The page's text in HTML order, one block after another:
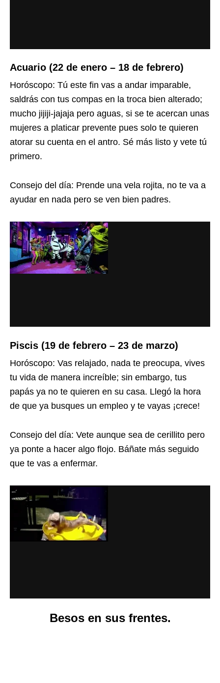
Acuario (22 de enero – 18 de febrero)
Horóscopo: Tú este fin vas a andar imparable,
saldrás con tus compas en la troca bien alterado;
mucho jijiji-jajaja pero aguas, si se te acercan unas
mujeres a platicar prevente pues solo te quieren
atorar su cuenta en el antro. Sé más listo y vete tú
primero.
Consejo del día: Prende una vela rojita, no te va a
ayudar en nada pero se ven bien padres.
Piscis (19 de febrero – 23 de marzo)
Horóscopo: Vas relajado, nada te preocupa, vives
tu vida de manera increíble; sin embargo, tus
papás ya no te quieren en su casa. Llegó la hora
de que ya busques un empleo y te vayas ¡crece!
Consejo del día: Vete aunque sea de cerillito pero
ya ponte a hacer algo flojo. Báñate más seguido
que te vas a enfermar.
Besos en sus frentes.